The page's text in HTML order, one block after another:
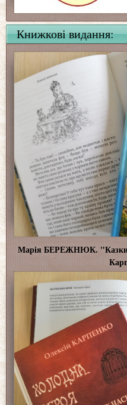
Книжкові видання:
Марія БЕРЕЖНЮК. "Казки